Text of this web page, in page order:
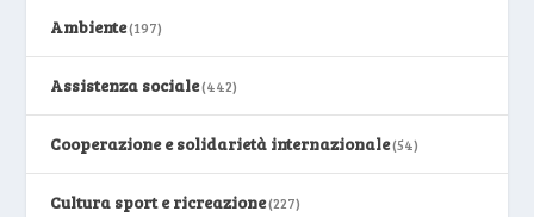
Ambiente(197)
Assistenza sociale(442)
Cooperazione e solidarietà internazionale(54)
Cultura sport e ricreazione(227)